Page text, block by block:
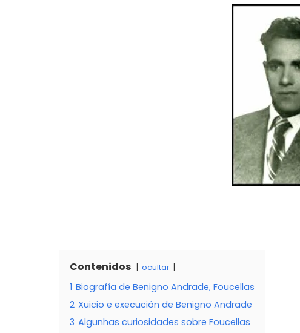
Contenidos ocultar
1 Biografía de Benigno Andrade, Foucellas
2 Xuicio e execución de Benigno Andrade
3 Algunhas curiosidades sobre Foucellas